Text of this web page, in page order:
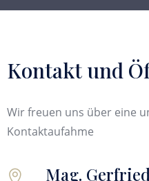
Kontakt und
Wir freuen uns über eine
Kontaktaufahme
Mag.